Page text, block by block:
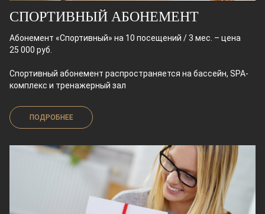
СПОРТИВНЫЙ АБОНЕМЕНТ
Абонемент «Спортивный» на 10 посещений / 3 мес. – цена
25 000 руб.
Спортивный абонемент распространяется на бассейн, SPA-
комплекс и тренажерный зал
ПОДРОБНЕЕ